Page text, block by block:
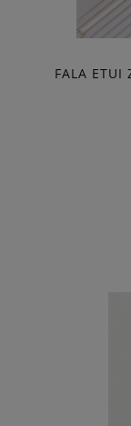
FALA ETUI